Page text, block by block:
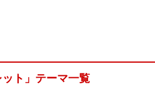
ット」テーマ一覧